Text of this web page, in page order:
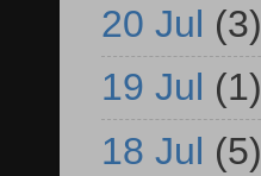
20 Jul (3)
19 Jul (1)
18 Jul (5)